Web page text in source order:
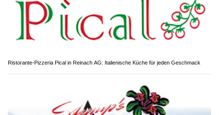
Ristorante-Pizzeria Pical in Reinach AG: Italienische Küche für jeden Geschmack